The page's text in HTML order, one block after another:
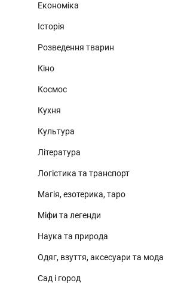
Економіка
Історія
Розведення тварин
Кіно
Космос
Кухня
Культура
Література
Логістика та транспорт
Магія, езотерика, таро
Міфи та легенди
Наука та природа
Одяг, взуття, аксесуари та мода
Сад і город